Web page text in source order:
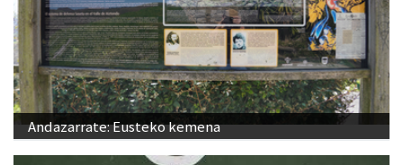
Andazarrate: Eusteko kemena